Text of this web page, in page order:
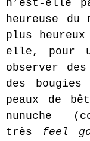
n’est-elle
heureuse
plus heureux
elle, pour
observer
des
peaux de
nunuche
très feel